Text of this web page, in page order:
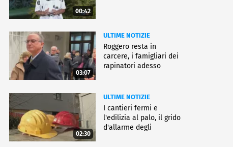
00:42
03:07
ULTIME NOTIZIE
Roggero resta in
carcere, i famigliari dei
rapinatori adesso
02:30
ULTIME NOTIZIE
I cantieri fermi e
l'edilizia al palo, il grido
d'allarme degli